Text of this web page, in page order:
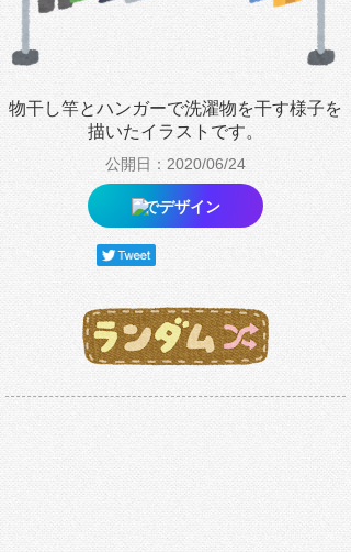
物干し竿とハンガーで洗濯物を干す様子を
描いたイラストです。
公開日：2020/06/24
でデザイン